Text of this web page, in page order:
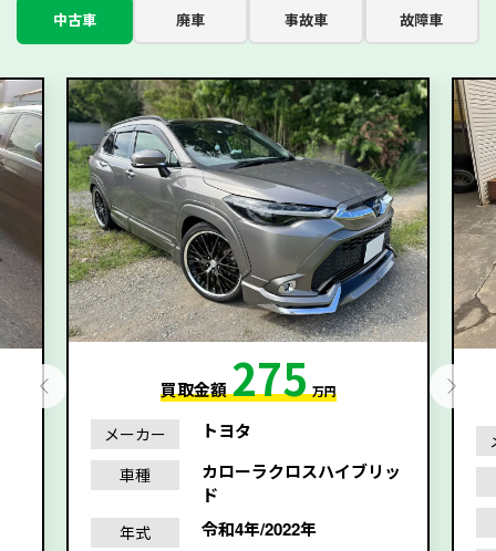
中古車 廃車 事故車 故障車
買取金額275 万円
メーカー トヨタ
車種
カローラクロスハイブリッ
ド
年式 令和4年/2022年